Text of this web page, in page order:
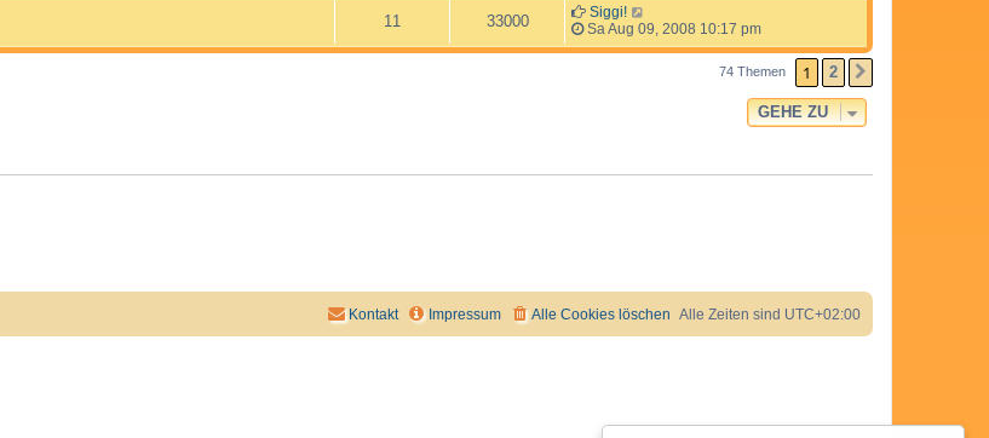
11 33000
Siggi!
Sa Aug 09, 2008 10:17 pm
74 Themen 1 2
GEHE ZU
Alle Zeiten sind UTC+02:00
Alle Cookies löschen
Impressum
Kontakt